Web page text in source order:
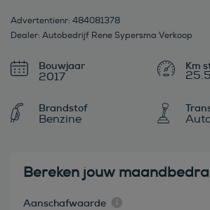
Advertentienr: 484081378
Dealer: Autobedrijf Rene Sypersma Verkoop
Bouwjaar
2017
Brandstof
Benzine
Bereken jouw
Aanschafwaarde